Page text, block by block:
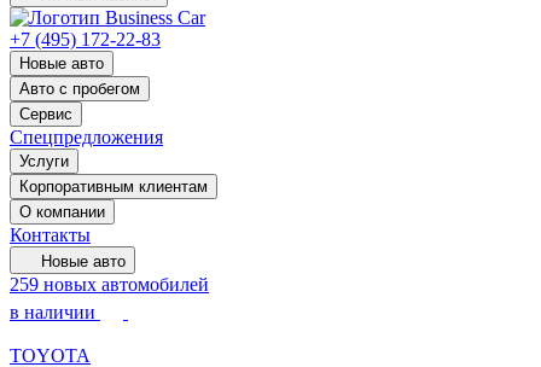
+7 (495) 172-22-83
Новые авто
Авто с пробегом
Сервис
Спецпредложения
Услуги
Корпоративным клиентам
О компании
Контакты
Новые авто
259 новых автомобилей
в наличии
TOYOTA